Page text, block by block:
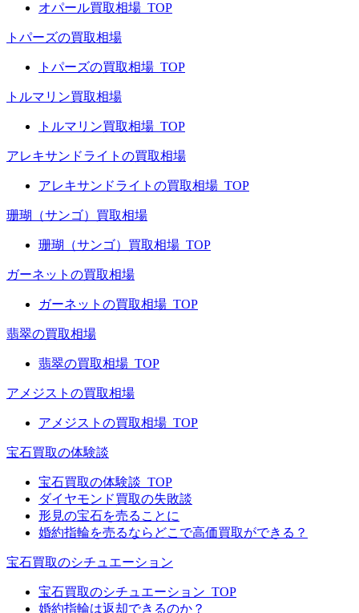
オパール買取相場_TOP
トパーズの買取相場
トパーズの買取相場_TOP
トルマリン買取相場
トルマリン買取相場_TOP
アレキサンドライトの買取相場
アレキサンドライトの買取相場_TOP
珊瑚（サンゴ）買取相場
珊瑚（サンゴ）買取相場_TOP
ガーネットの買取相場
ガーネットの買取相場_TOP
翡翠の買取相場
翡翠の買取相場_TOP
アメジストの買取相場
アメジストの買取相場_TOP
宝石買取の体験談
宝石買取の体験談_TOP
ダイヤモンド買取の失敗談
形見の宝石を売ることに
婚約指輪を売るならどこで高価買取ができる？
宝石買取のシチュエーション
宝石買取のシチュエーション_TOP
婚約指輪は返却できるのか？